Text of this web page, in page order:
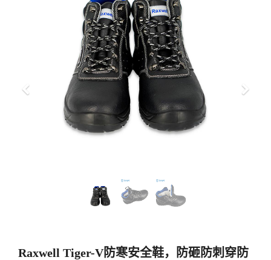
下
Raxwell Tiger-V防寒安全鞋，防砸防刺穿防